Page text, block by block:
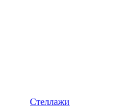
Стеллажи